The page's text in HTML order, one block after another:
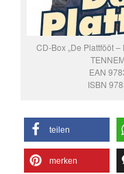
CD-Box „De Plattfööt
EAN
ISBN
teilen
merken